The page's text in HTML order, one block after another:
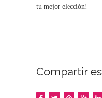
tu mejor elección!
Compartir